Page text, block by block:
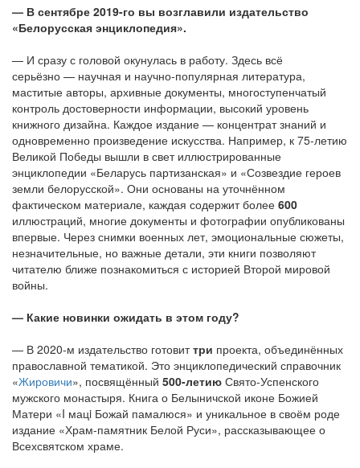
— В сентябре 2019-го вы возглавили издательство
«Белорусская энциклопедия».
— И сразу с головой окунулась в работу. Здесь всё
серьёзно — научная и научно-популярная литература,
маститые авторы, архивные документы, многоступенчатый
контроль достоверности информации, высокий уровень
книжного дизайна. Каждое издание — концентрат знаний и
одновременно произведение искусства. Например, к 75-летию
Великой Победы вышли в свет иллюстрированные
энциклопедии «Беларусь партизанская» и «Созвездие героев
земли белорусской». Они основаны на уточнённом
фактическом материале, каждая содержит более 600
иллюстраций, многие документы и фотографии опубликованы
впервые. Через снимки военных лет, эмоциональные сюжеты,
незначительные, но важные детали, эти книги позволяют
читателю ближе познакомиться с историей Второй мировой
войны.
— Какие новинки ожидать в этом году?
— В 2020-м издательство готовиттри проекта, объединённых
православной тематикой. Это энциклопедический справочник
«Жировичи», посвящённый 500-летию Свято-Успенского
мужского монастыря. Книга о Белыничской иконе Божией
Матери «I мацi Божай памалюся» и уникальное в своём роде
издание «Храм-памятник Белой Руси», рассказывающее о
Всехсвятском храме.